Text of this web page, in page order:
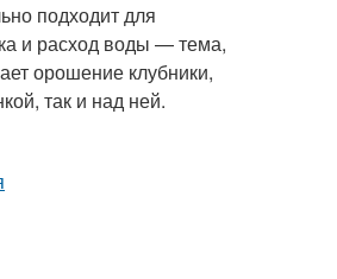
подходит для
и расход воды — тема,
орошение клубники,
так и над ней.